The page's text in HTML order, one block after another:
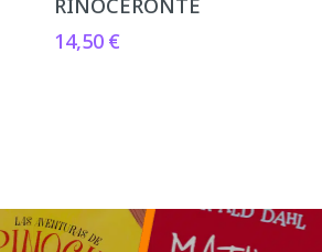
RINOCERONTE
14,50 €